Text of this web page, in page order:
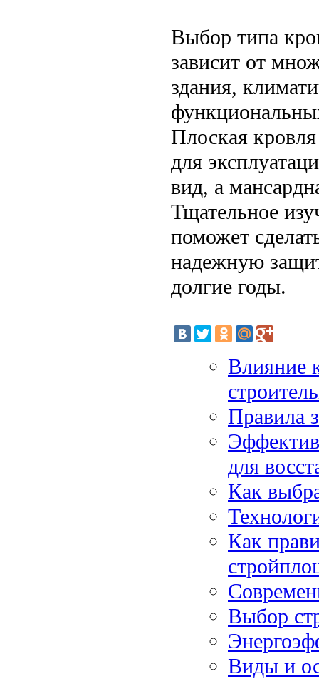
Выбор типа
зависит от
здания,
Плоская
для
вид, а
Тщательное
поможет
надежную
долгие годы.
Влияние
Правила
для
Как
Как
Выбор
Виды и